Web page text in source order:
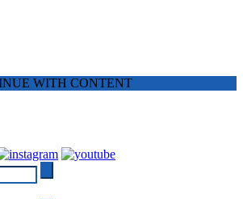
WITH CONTENT